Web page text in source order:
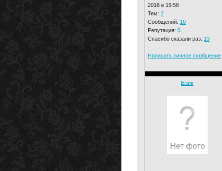
2018 в 19:58
Тем: 2
Сообщений: 10
Репутация: 0
Спасибо сказали раз: 13
Написать личное сообщение
Ежик